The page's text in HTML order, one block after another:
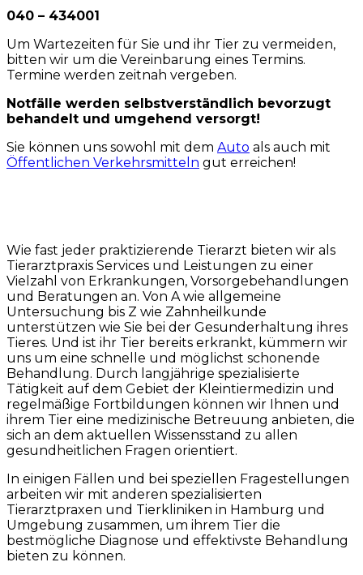
040 – 434001
Um Wartezeiten für Sie und ihr Tier zu vermeiden,
bitten wir um die Vereinbarung eines Termins.
Termine werden zeitnah vergeben.
Notfälle werden selbstverständlich bevorzugt
behandelt und umgehend versorgt!
Sie können uns sowohl mit dem Auto als auch mit
Öffentlichen Verkehrsmitteln gut erreichen!
Wie fast jeder praktizierende Tierarzt bieten wir als
Tierarztpraxis Services und Leistungen zu einer
Vielzahl von Erkrankungen, Vorsorgebehandlungen
und Beratungen an. Von A wie allgemeine
Untersuchung bis Z wie Zahnheilkunde
unterstützen wie Sie bei der Gesunderhaltung ihres
Tieres. Und ist ihr Tier bereits erkrankt, kümmern wir
uns um eine schnelle und möglichst schonende
Behandlung. Durch langjährige spezialisierte
Tätigkeit auf dem Gebiet der Kleintiermedizin und
regelmäßige Fortbildungen können wir Ihnen und
ihrem Tier eine medizinische Betreuung anbieten, die
sich an dem aktuellen Wissensstand zu allen
gesundheitlichen Fragen orientiert.
In einigen Fällen und bei speziellen Fragestellungen
arbeiten wir mit anderen spezialisierten
Tierarztpraxen und Tierkliniken in Hamburg und
Umgebung zusammen, um ihrem Tier die
bestmögliche Diagnose und effektivste Behandlung
bieten zu können.